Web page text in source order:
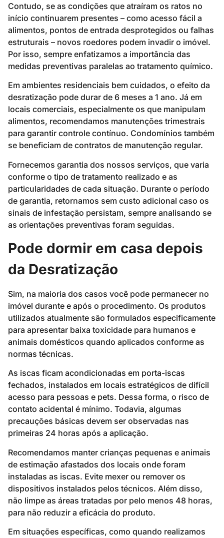
Contudo, se as condições que atraíram os ratos no
início continuarem presentes – como acesso fácil a
alimentos, pontos de entrada desprotegidos ou falhas
estruturais – novos roedores podem invadir o imóvel.
Por isso, sempre enfatizamos a importância das
medidas preventivas paralelas ao tratamento químico.
Em ambientes residenciais bem cuidados, o efeito da
desratização pode durar de 6 meses a 1 ano. Já em
locais comerciais, especialmente os que manipulam
alimentos, recomendamos manutenções trimestrais
para garantir controle contínuo. Condomínios também
se beneficiam de contratos de manutenção regular.
Fornecemos garantia dos nossos serviços, que varia
conforme o tipo de tratamento realizado e as
particularidades de cada situação. Durante o período
de garantia, retornamos sem custo adicional caso os
sinais de infestação persistam, sempre analisando se
as orientações preventivas foram seguidas.
Pode dormir em casa depois
da Desratização
Sim, na maioria dos casos você pode permanecer no
imóvel durante e após o procedimento. Os produtos
utilizados atualmente são formulados especificamente
para apresentar baixa toxicidade para humanos e
animais domésticos quando aplicados conforme as
normas técnicas.
As iscas ficam acondicionadas em porta-iscas
fechados, instalados em locais estratégicos de difícil
acesso para pessoas e pets. Dessa forma, o risco de
contato acidental é mínimo. Todavia, algumas
precauções básicas devem ser observadas nas
primeiras 24 horas após a aplicação.
Recomendamos manter crianças pequenas e animais
de estimação afastados dos locais onde foram
instaladas as iscas. Evite mexer ou remover os
dispositivos instalados pelos técnicos. Além disso,
não limpe as áreas tratadas por pelo menos 48 horas,
para não reduzir a eficácia do produto.
Em situações específicas, como quando realizamos